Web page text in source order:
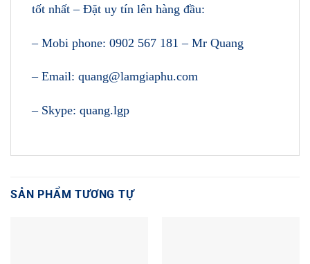
tốt nhất – Đặt uy tín lên hàng đầu:
– Mobi phone: 0902 567 181 – Mr Quang
– Email: quang@lamgiaphu.com
– Skype: quang.lgp
SẢN PHẨM TƯƠNG TỰ